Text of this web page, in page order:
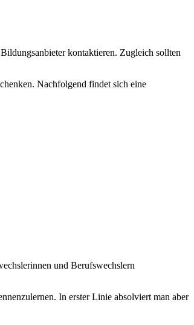
kontaktieren. Zugleich sollten
Nachfolgend findet sich eine
und Berufswechslern
In erster Linie absolviert man aber